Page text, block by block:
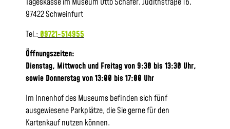
97422 Schweinfurt
Tel.: 09721-514955
Öffnungszeiten:
Dienstag, Mittwoch und Freitag von 9:30 bis 13:30 Uhr,
sowie Donnerstag von 13:00 bis 17:00 Uhr
Im Innenhof des Museums befinden sich fünf
ausgewiesene Parkplätze, die Sie gerne für den
Kartenkauf nutzen können.